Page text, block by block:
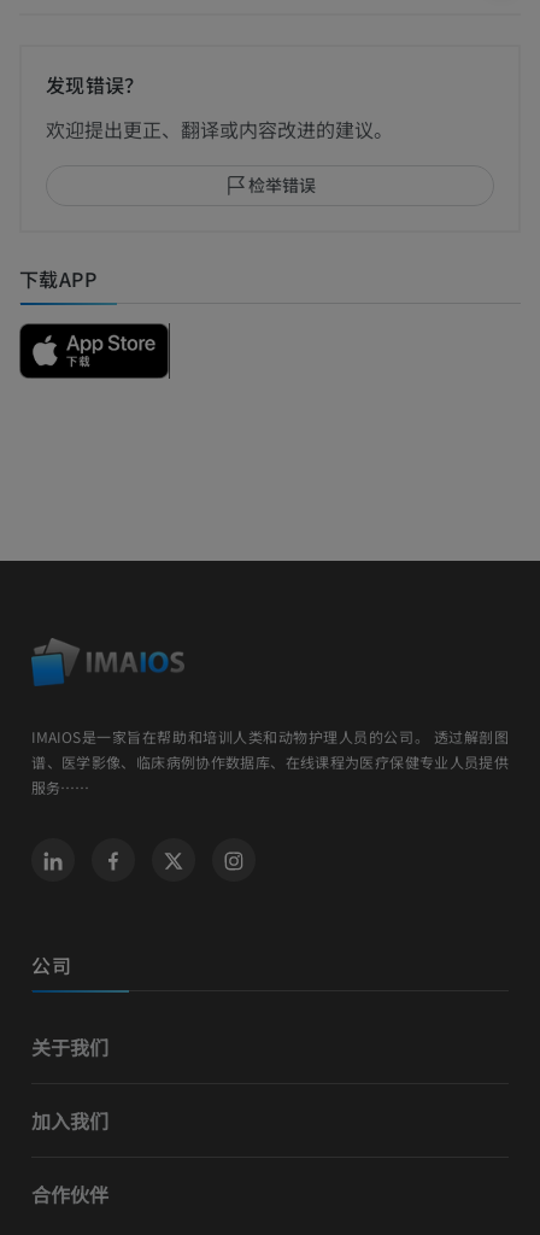
发现错误？
欢迎提出更正、翻译或内容改进的建议。
检举错误
下载APP
IMAIOS是一家旨在帮助和培训人类和动物护理人员的公司。 透过解剖图
谱、医学影像、临床病例协作数据库、在线课程为医疗保健专业人员提供
服务……
公司
关于我们
加入我们
合作伙伴